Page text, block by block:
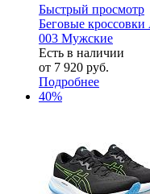
Быстрый просмотр
Беговые
003 Мужские
Есть в наличии
от 7 920 руб.
Подробнее
40%